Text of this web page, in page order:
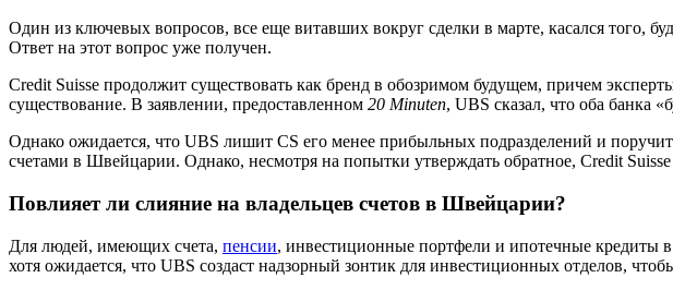
Один из ключевых вопросов, все еще витавших вокруг сделки в марте, касался того,
Ответ на этот вопрос уже получен.
Credit Suisse продолжит существовать как бренд в обозримом будущем, причем
существование. В заявлении, предоставленном 20 Minuten, UBS сказал, что оба банка
Однако ожидается, что UBS лишит CS его менее прибыльных подразделений и
счетами в Швейцарии. Однако, несмотря на попытки утверждать обратное, Credit Suisse
Повлияет ли слияние на владельцев счетов в Швейцарии?
Для людей, имеющих счета, пенсии, инвестиционные портфели и ипотечные кредиты в
хотя ожидается, что UBS создаст надзорный зонтик для инвестиционных отделов,